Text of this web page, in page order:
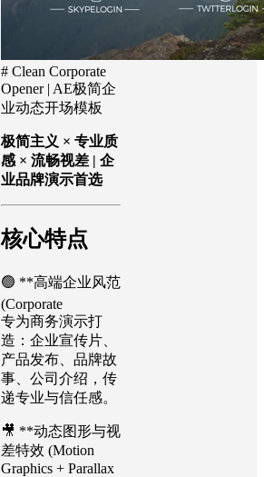
# Clean Corporate
Opener | AE极简企
业动态开场模板
极简主义 × 专业质
感 × 流畅视差 | 企
业品牌演示首选
核心特点
🟢 **高端企业风范
(Corporate
专为商务演示打
造：企业宣传片、
产品发布、品牌故
事、公司介绍，传
递专业与信任感。
🎥 **动态图形与视
差特效 (Motion
Graphics + Parallax